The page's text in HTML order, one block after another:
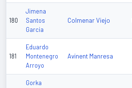
180
Jimena
Santos
Garcia
Colmenar Viejo
181
Eduardo
Montenegro
Arroyo
Avinent Manresa
Gorka